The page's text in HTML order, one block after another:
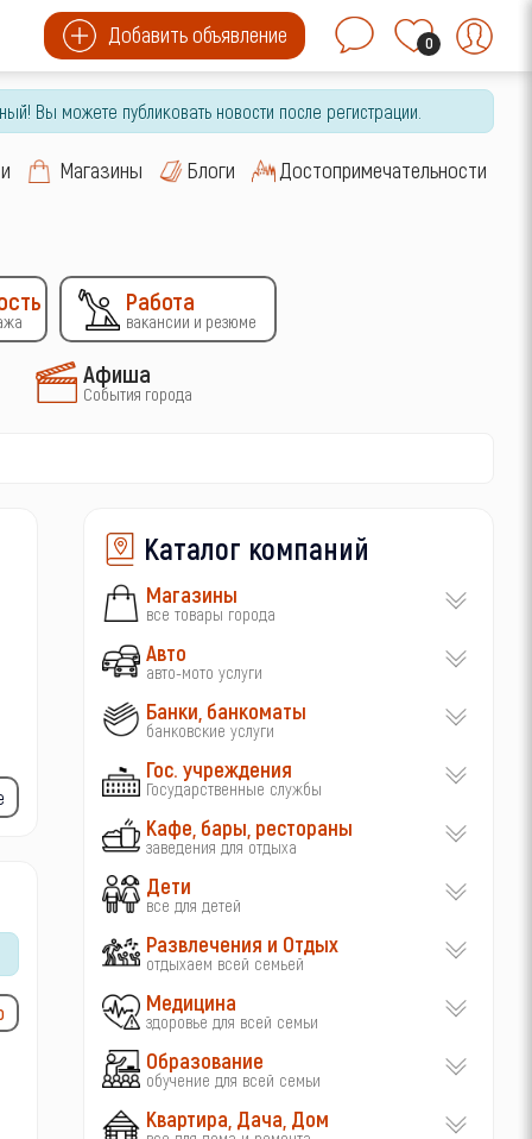
Добавить объявление 0
Вы можете публиковать новости после регистрации.
Магазины Блоги Достопримечательности
Работа
вакансии и резюме
Афиша
События города
Каталог компаний
Магазины
все товары города
Авто
авто-мото услуги
Банки, банкоматы
банковские услуги
Гос. учреждения
Государственные службы
Кафе, бары, рестораны
заведения для отдыха
Дети
все для детей
Развлечения и Отдых
отдыхаем всей семьей
Медицина
здоровье для всей семьи
Образование
обучение для всей семьи
Квартира, Дача, Дом